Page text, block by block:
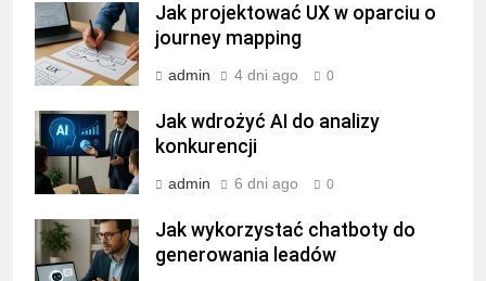
Jak projektować UX w oparciu o
journey mapping
admin 4 dni ago 0
Jak wdrożyć AI do analizy
konkurencji
admin 6 dni ago 0
Jak wykorzystać chatboty do
generowania leadów